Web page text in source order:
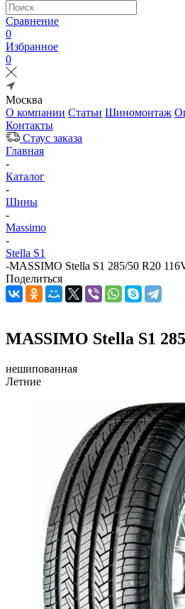
Сравнение
0
Избранное
0
Москва
О компании Статьи Шиномонтаж
Контакты
Стаус заказа
Главная
-
Каталог
-
Шины
-
Massimo
-
Stella S1
-MASSIMO Stella S1 285/50 R20
Поделиться
MASSIMO Stella S1
нешипованная
Летние